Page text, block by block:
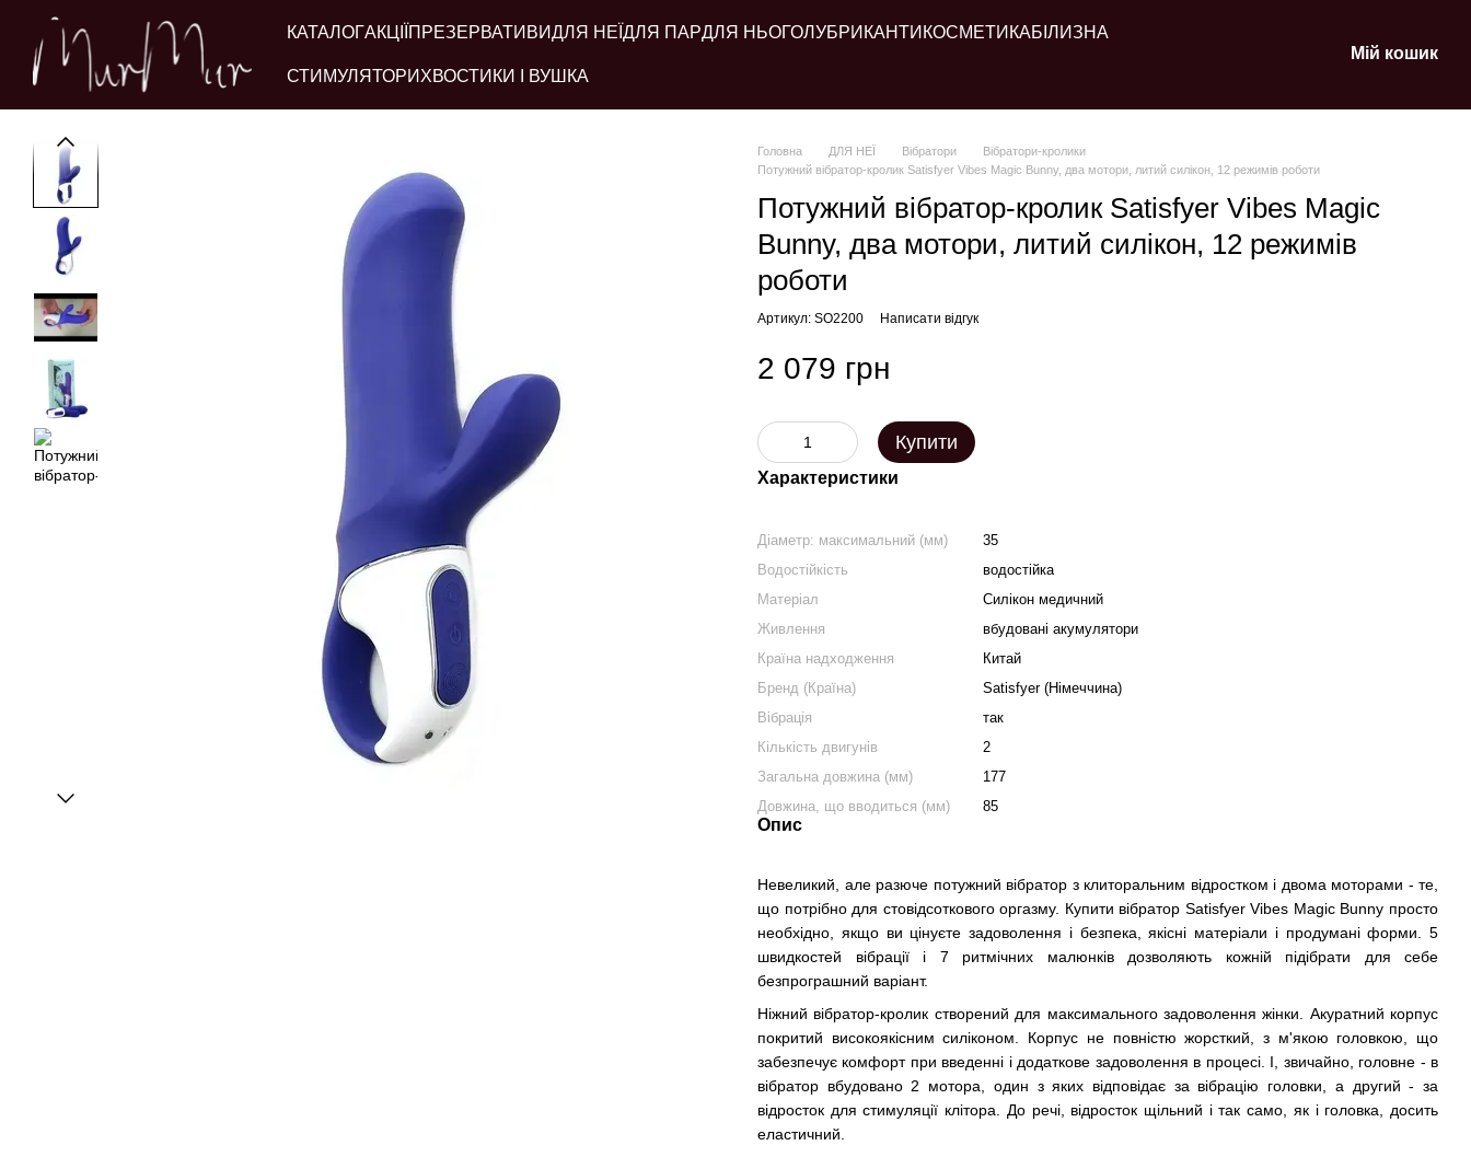
Перейти до основного контенту
КАТАЛОГАКЦІЇ ПРЕЗЕРВАТИВИДЛЯ НЕЇ ДЛЯ ПАРДЛЯ НЬОГОЛУБРИКАНТИ КОСМЕТИКАБІЛИЗНА
СТИМУЛЯТОРИ ХВОСТИКИ І ВУШКА
Мій кошик
Головна ДЛЯ НЕЇ Вібратори
Вібратори-кролики
Потужний вібратор-кролик Satisfyer Vibes Magic Bunny, два мотори, литий силікон, 12 режимів роботи
Потужний вібратор-кролик Satisfyer Vibes Magic
Bunny, два мотори, литий силікон, 12 режимів
роботи
Артикул: SO2200 Написати відгук
2 079 грн
Купити
Характеристики
Діаметр: максимальний (мм)
35
Водостійкість
водостійка
Матеріал
Силікон медичний
Живлення
вбудовані акумулятори
Країна надходження
Китай
Бренд (Країна)
Satisfyer (Німеччина)
Вібрація
так
Кількість двигунів
2
Загальна довжина (мм)
177
Довжина, що вводиться (мм)
85
Опис
Невеликий, але разюче потужний вібратор з клиторальним відростком і двома моторами - те,
що потрібно для стовідсоткового оргазму. Купити вібратор Satisfyer Vibes Magic Bunny просто
необхідно, якщо ви цінуєте задоволення і безпека, якісні матеріали і продумані форми. 5
швидкостей вібрації і 7 ритмічних малюнків дозволяють кожній підібрати для себе
безпрограшний варіант.
Ніжний вібратор-кролик створений для максимального задоволення жінки. Акуратний корпус
покритий високоякісним силіконом. Корпус не повністю жорсткий, з м'якою головкою, що
забезпечує комфорт при введенні і додаткове задоволення в процесі. І, звичайно, головне - в
вібратор вбудовано 2 мотора, один з яких відповідає за вібрацію головки, а другий - за
відросток для стимуляції клітора. До речі, відросток щільний і так само, як і головка, досить
еластичний.